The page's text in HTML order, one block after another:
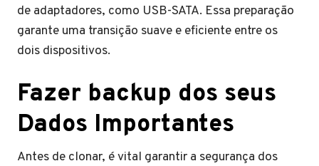
de adaptadores, como USB-SATA. Essa preparação
garante uma transição suave e eficiente entre os
dois dispositivos.
Fazer backup dos seus
Dados Importantes
Antes de clonar, é vital garantir a segurança dos